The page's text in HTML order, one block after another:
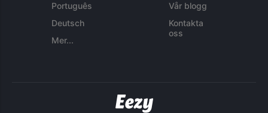
Português
Deutsch
Mer...
Vår blogg
Kontakta
oss